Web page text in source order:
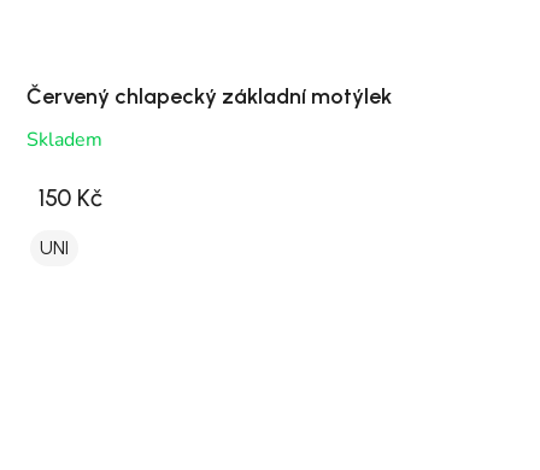
Červený chlapecký základní motýlek
Skladem
150 Kč
UNI